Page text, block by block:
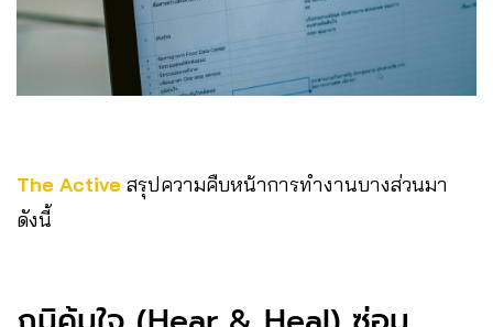
The Active สรุปความคืบหน้าการทำงานบางส่วนมา
ดังนี้